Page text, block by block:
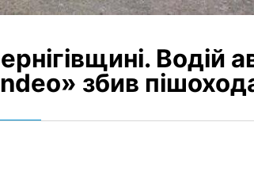
Водій
збив